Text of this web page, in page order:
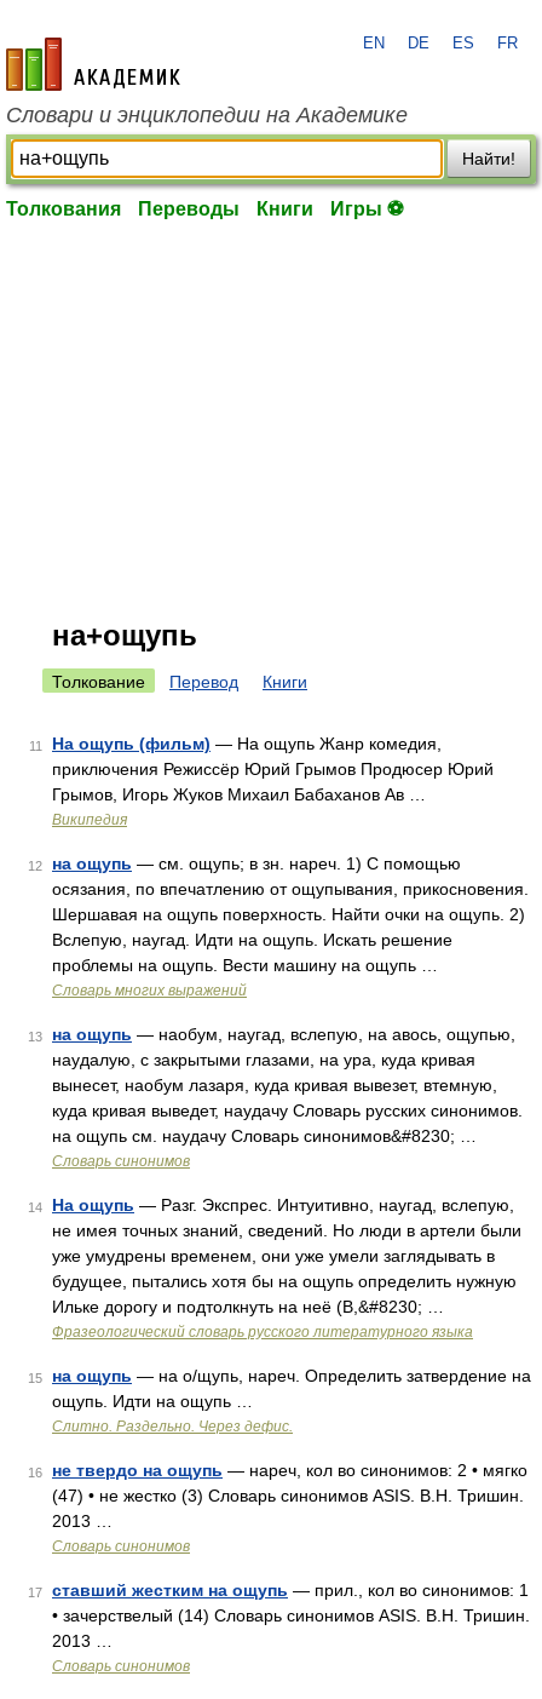
academic.ru
EN DE ES FR
Словари и энциклопедии на Академике
Найти!
Толкования Переводы Книги Игры ⚽
на+ощупь
Толкование Перевод Книги
11 На ощупь (фильм) — На ощупь Жанр комедия,
приключения Режиссёр Юрий Грымов Продюсер Юрий
Грымов, Игорь Жуков Михаил Бабаханов Ав …
Википедия
12 на ощупь — см. ощупь; в зн. нареч. 1) С помощью
осязания, по впечатлению от ощупывания, прикосновения.
Шершавая на ощупь поверхность. Найти очки на ощупь. 2)
Вслепую, наугад. Идти на ощупь. Искать решение
проблемы на ощупь. Вести машину на ощупь …
Словарь многих выражений
13 на ощупь — наобум, наугад, вслепую, на авось, ощупью,
наудалую, с закрытыми глазами, на ура, куда кривая
вынесет, наобум лазаря, куда кривая вывезет, втемную,
куда кривая выведет, наудачу Словарь русских синонимов.
на ощупь см. наудачу Словарь синонимов&#8230; …
Словарь синонимов
14 На ощупь — Разг. Экспрес. Интуитивно, наугад, вслепую,
не имея точных знаний, сведений. Но люди в артели были
уже умудрены временем, они уже умели заглядывать в
будущее, пытались хотя бы на ощупь определить нужную
Ильке дорогу и подтолкнуть на неё (В,&#8230; …
Фразеологический словарь русского литературного языка
15 на ощупь — на о/щупь, нареч. Определить затвердение на
ощупь. Идти на ощупь …
Слитно. Раздельно. Через дефис.
16 не твердо на ощупь — нареч, кол во синонимов: 2 • мягко
(47) • не жестко (3) Словарь синонимов ASIS. В.Н. Тришин.
2013 …
Словарь синонимов
17 ставший жестким на ощупь — прил., кол во синонимов: 1
• зачерствелый (14) Словарь синонимов ASIS. В.Н. Тришин.
2013 …
Словарь синонимов